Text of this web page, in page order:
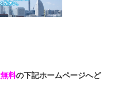
料の下記ホームページへど